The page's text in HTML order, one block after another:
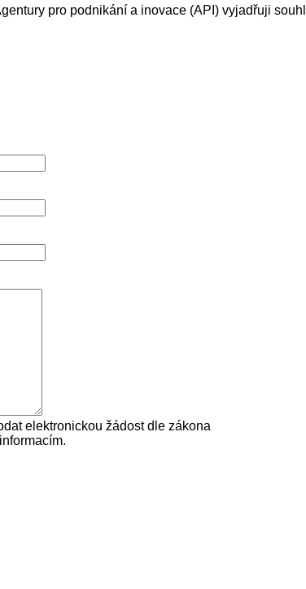
pro podnikání a inovace (API) vyjadřuji
elektronickou žádost dle zákona